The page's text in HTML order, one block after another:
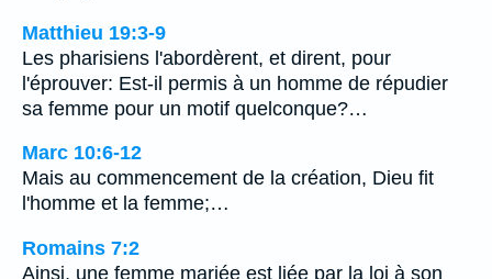
Matthieu 19:3-9
Les pharisiens l'abordèrent, et dirent, pour
l'éprouver: Est-il permis à un homme de répudier
sa femme pour un motif quelconque?…
Marc 10:6-12
Mais au commencement de la création, Dieu fit
l'homme et la femme;…
Romains 7:2
Ainsi, une femme mariée est liée par la loi à son